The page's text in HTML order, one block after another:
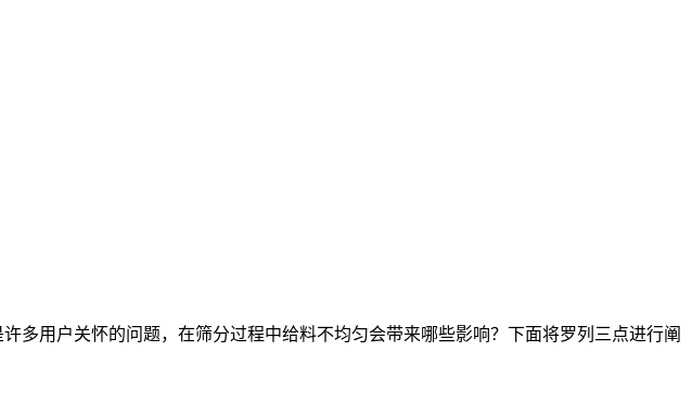
多用户关怀的问题，在筛分过程中给料不均匀会带来哪些影响？下面将罗列三点进行阐